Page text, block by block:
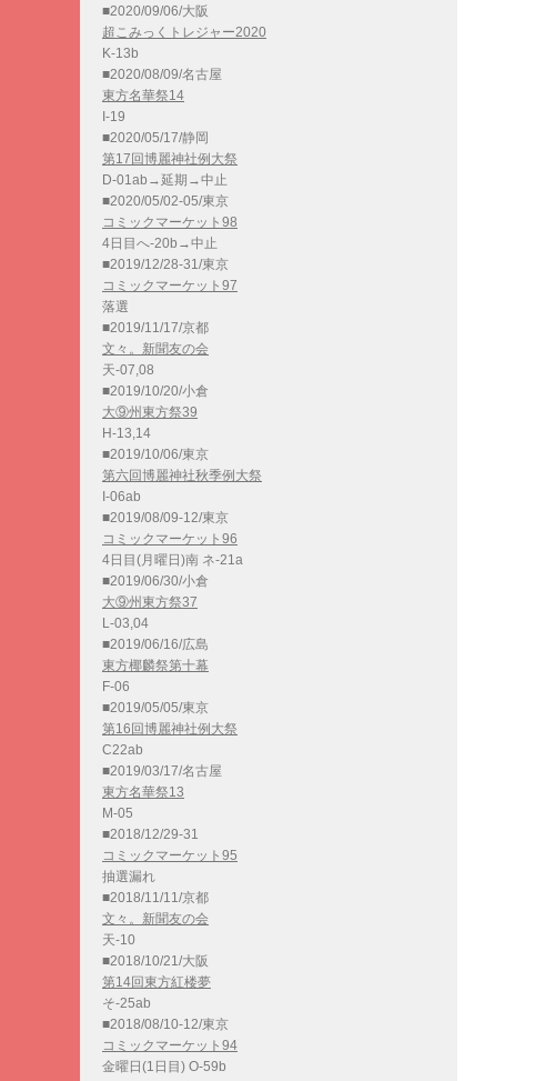
■2020/09/06/大阪
超こみっくトレジャー2020
K-13b
■2020/08/09/名古屋
東方名華祭14
I-19
■2020/05/17/静岡
第17回博麗神社例大祭
D-01ab→延期→中止
■2020/05/02-05/東京
コミックマーケット98
4日目へ-20b→中止
■2019/12/28-31/東京
コミックマーケット97
落選
■2019/11/17/京都
文々。新聞友の会
天-07,08
■2019/10/20/小倉
大⑨州東方祭39
H-13,14
■2019/10/06/東京
第六回博麗神社秋季例大祭
I-06ab
■2019/08/09-12/東京
コミックマーケット96
4日目(月曜日)南 ネ-21a
■2019/06/30/小倉
大⑨州東方祭37
L-03,04
■2019/06/16/広島
東方椰麟祭第十幕
F-06
■2019/05/05/東京
第16回博麗神社例大祭
C22ab
■2019/03/17/名古屋
東方名華祭13
M-05
■2018/12/29-31
コミックマーケット95
抽選漏れ
■2018/11/11/京都
文々。新聞友の会
天-10
■2018/10/21/大阪
第14回東方紅楼夢
そ-25ab
■2018/08/10-12/東京
コミックマーケット94
金曜日(1日目) O-59b